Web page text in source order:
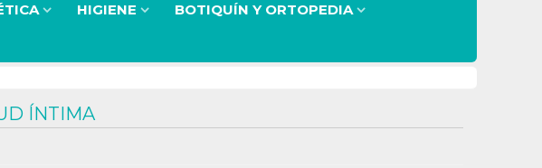
HIGIENE
BOTIQUÍN Y ORTOPEDIA
ÍNTIMA